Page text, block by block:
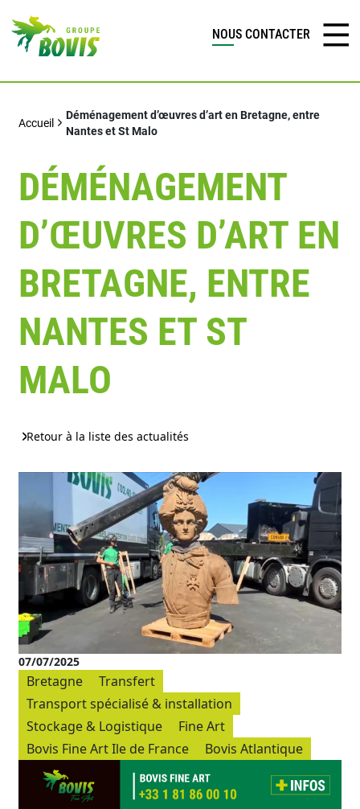
NOUS CONTACTER
Accueil
Déménagement d’œuvres d’art en Bretagne, entre
Nantes et St Malo
DÉMÉNAGEMENT
D’ŒUVRES D’ART EN
BRETAGNE, ENTRE
NANTES ET ST
MALO
Retour à la liste des actualités
07/07/2025
Bretagne
Transfert
Transport spécialisé & installation
Stockage & Logistique
Fine Art
Bovis Fine Art Ile de France
Bovis Atlantique